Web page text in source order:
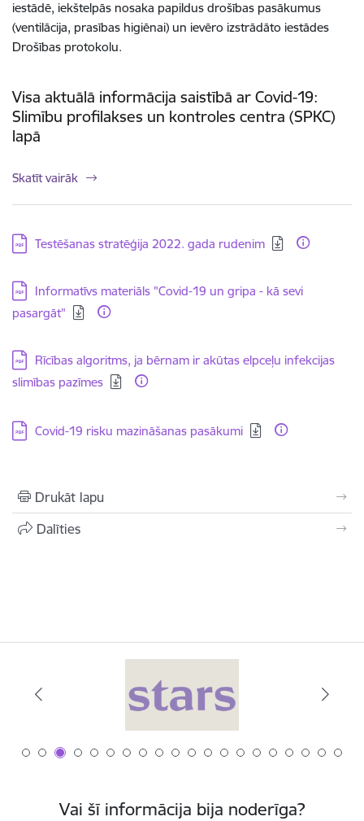
iestādē, iekštelpās nosaka papildus drošības pasākumus
(ventilācija, prasības higiēnai) un ievēro izstrādāto iestādes
Drošības protokolu.
Visa aktuālā informācija saistībā ar Covid-19:
Slimību profilakses un kontroles centra (SPKC)
lapā
Skatīt vairāk
Lejupielādēt:
Testēšanas stratēģija 2022. gada rudenim
Lejupielādēt:
Informatīvs materiāls "Covid-19 un gripa - kā sevi
pasargāt"
Lejupielādēt:
Rīcības algoritms, ja bērnam ir akūtas elpceļu infekcijas
slimības pazīmes
Lejupielādēt:
Covid-19 risku mazināšanas pasākumi
Drukāt lapu
Dalīties
Vai šī informācija bija noderīga?